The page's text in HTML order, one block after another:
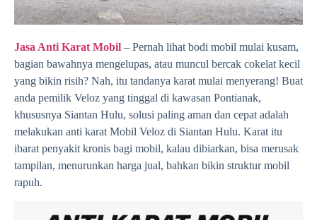
Jasa Anti Karat Mobil – Pernah lihat bodi mobil mulai kusam,
bagian bawahnya mengelupas, atau muncul bercak cokelat kecil
yang bikin risih? Nah, itu tandanya karat mulai menyerang! Buat
anda pemilik Veloz yang tinggal di kawasan Pontianak,
khususnya Siantan Hulu, solusi paling aman dan cepat adalah
melakukan anti karat Mobil Veloz di Siantan Hulu. Karat itu
ibarat penyakit kronis bagi mobil, kalau dibiarkan, bisa merusak
tampilan, menurunkan harga jual, bahkan bikin struktur mobil
rapuh.